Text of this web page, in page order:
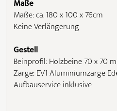
Maße
Maße: ca. 180 x 100 x 76cm
Keine Verlängerung
Gestell
Beinprofil: Holzbeine 70 x 70
Zarge: EV1 Aluminiumzarge
Aufbauservice inklusive